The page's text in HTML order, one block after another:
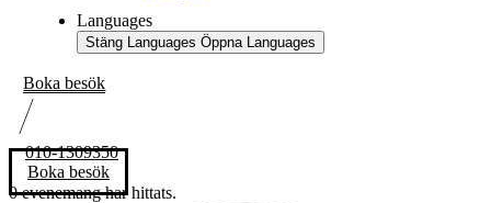
Languages
Stäng Languages Öppna Languages
Boka besök
010-1309350
Boka besök
0 evenemang har hittats.